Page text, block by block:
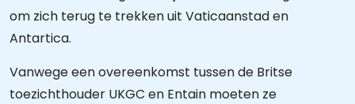
om zich terug te trekken uit Vaticaanstad en
Antartica.
Vanwege een overeenkomst tussen de Britse
toezichthouder UKGC en Entain moeten ze